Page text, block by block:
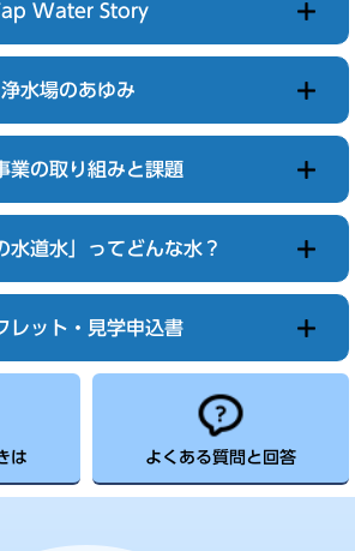
Water Story
浄水場のあゆみ
業の取り組みと課題
水道水」ってどんな水？
レット・見学申込書
は よくある質問と回答